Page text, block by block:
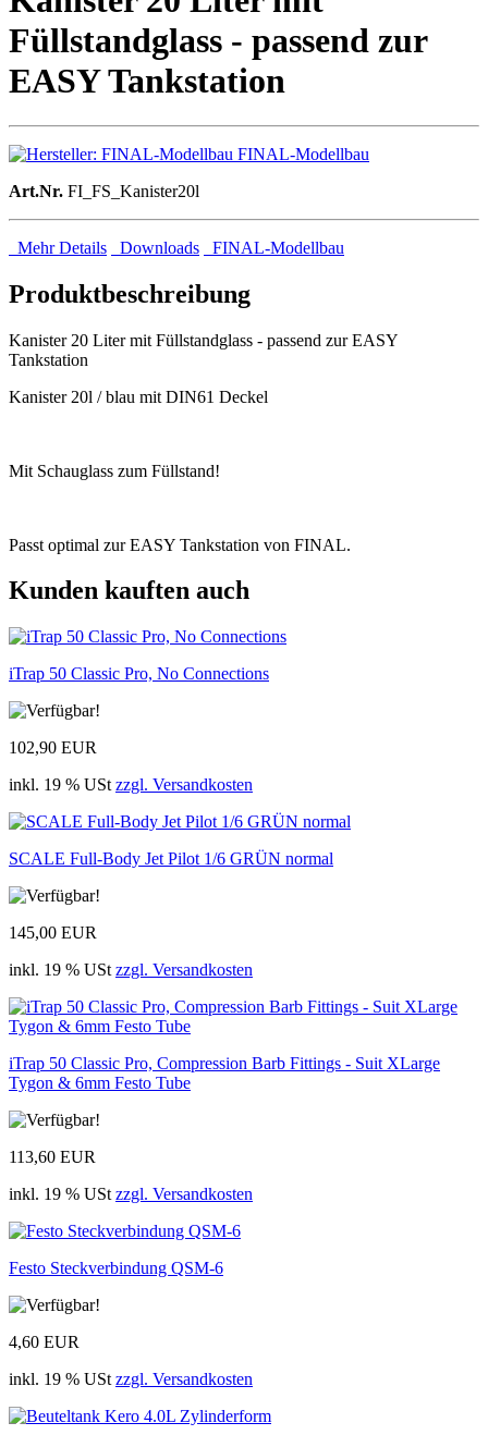
Füllstandglass - passend zur
EASY Tankstation
FINAL-Modellbau
Art.Nr. FI_FS_Kanister20l
Mehr Details Downloads FINAL-Modellbau
Produktbeschreibung
Kanister 20 Liter mit Füllstandglass - passend zur EASY
Tankstation
Kanister 20l / blau mit DIN61 Deckel
Mit Schauglass zum Füllstand!
Passt optimal zur EASY Tankstation von FINAL.
Kunden kauften auch
iTrap 50 Classic Pro, No Connections
102,90 EUR
inkl. 19 % USt zzgl. Versandkosten
SCALE Full-Body Jet Pilot 1/6 GRÜN normal
145,00 EUR
inkl. 19 % USt zzgl. Versandkosten
iTrap 50 Classic Pro, Compression Barb Fittings - Suit XLarge
Tygon & 6mm Festo Tube
113,60 EUR
inkl. 19 % USt zzgl. Versandkosten
Festo Steckverbindung QSM-6
4,60 EUR
inkl. 19 % USt zzgl. Versandkosten